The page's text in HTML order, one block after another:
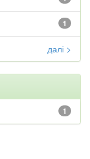
1
далі >
1